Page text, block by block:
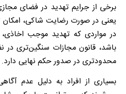
برخی از جرایم تهدید در فضای
یعنی در صورت رضایت شاکی، امکان
در مواردی که تهدید موجب
باشد، قانون مجازات سنگین‌تری در
محدودتری در صدور حکم نهایی دارد.
بسیاری از افراد به دلیل عدم